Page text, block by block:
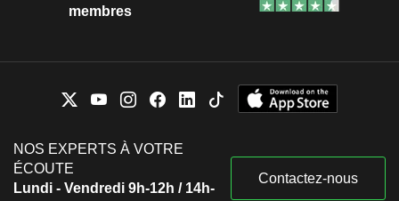
membres
NOS EXPERTS À VOTRE
ÉCOUTE
Lundi - Vendredi 9h-12h / 14h-
Contactez-nous